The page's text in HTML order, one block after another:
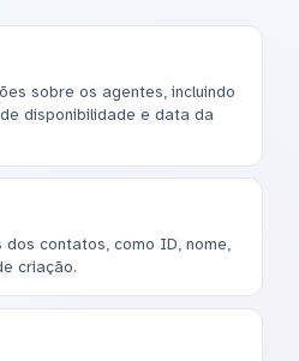
sobre os agentes, incluindo
disponibilidade e data da
contatos, como ID, nome,
criação.